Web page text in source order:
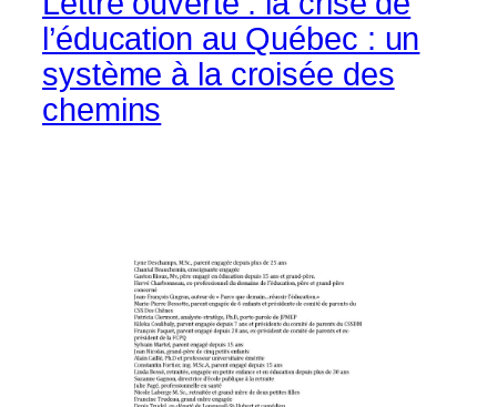
l’éducation au Québec : un
système à la croisée des
chemins